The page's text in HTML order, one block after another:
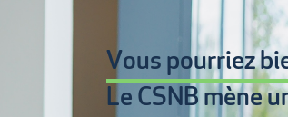
Vous pourriez
Le CSNB mène